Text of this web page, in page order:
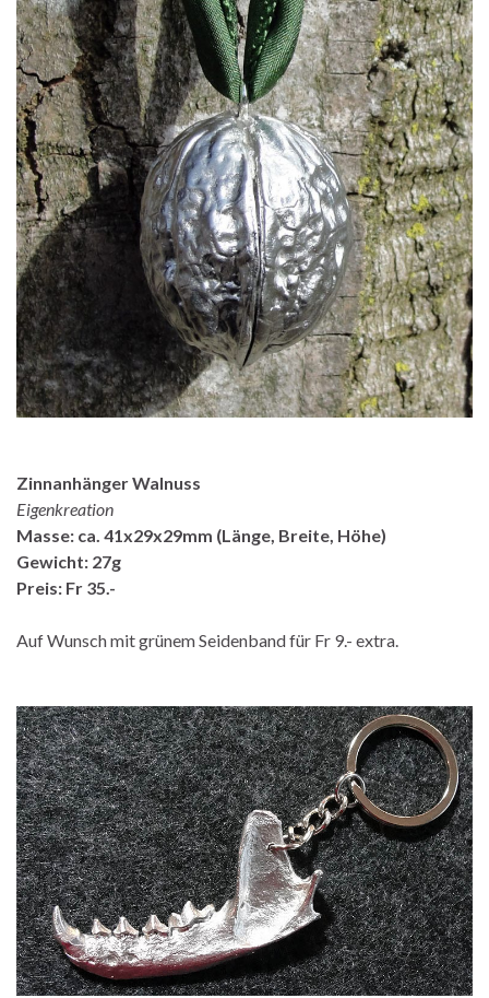
Zinnanhänger Walnuss
Eigenkreation
Masse: ca. 41x29x29mm (Länge, Breite, Höhe)
Gewicht: 27g
Preis: Fr 35.-
Auf Wunsch mit grünem Seidenband für Fr 9.- extra.